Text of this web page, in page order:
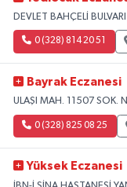
DEVLET BAHÇELİ
0 (328) 814 20 51
Bayrak Eczanesi
ULAŞI MAH. 11507 SOK.
0 (328) 825 08 25
Yüksek Eczanesi